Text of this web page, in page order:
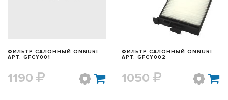
ФИЛЬТР САЛОННЫЙ ONNURI
АРТ. GFCY001
1190
ФИЛЬТР САЛОННЫЙ ONNURI
АРТ. GFCY002
1050